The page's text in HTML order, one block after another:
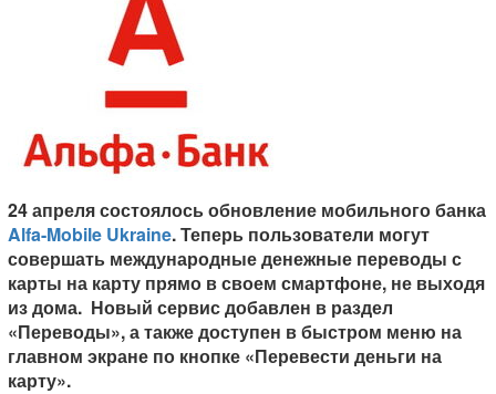
24 апреля состоялось обновление мобильного банка
Alfa-Mobile Ukraine. Теперь пользователи могут
совершать международные денежные переводы с
карты на карту прямо в своем смартфоне, не выходя
из дома. Новый сервис добавлен в раздел
«Переводы», а также доступен в быстром меню на
главном экране по кнопке «Перевести деньги на
карту».